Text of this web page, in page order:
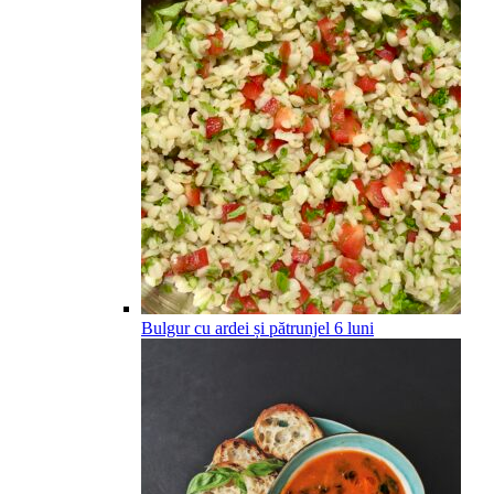
Bulgur cu ardei și pătrunjel 6 luni